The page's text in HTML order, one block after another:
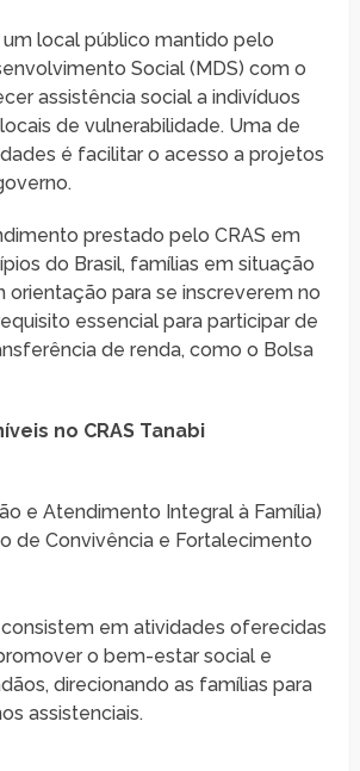
local público mantido pelo
Social (MDS) com o
assistência social a indivíduos
de vulnerabilidade. Uma de
é facilitar o acesso a projetos
prestado pelo CRAS em
do Brasil, famílias em situação
orientação para se inscreverem no
essencial para participar de
de renda, como o Bolsa
no CRAS Tanabi
e Atendimento Integral à Família)
de Convivência e Fortalecimento
consistem em atividades oferecidas
o bem-estar social e
direcionando as famílias para
assistenciais.